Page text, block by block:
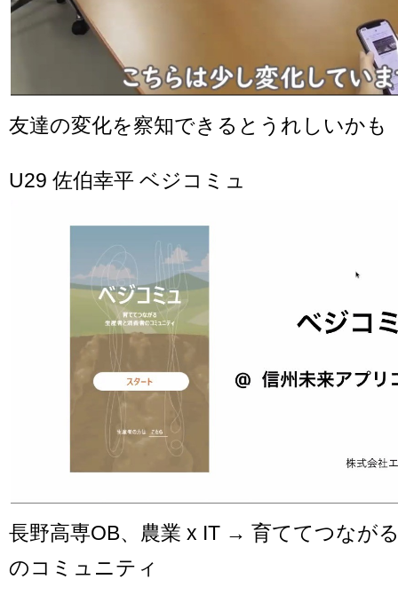
友達の変化を察知できるとうれしいかも
U29 佐伯幸平 ベジコミュ
長野高専OB、農業 x IT → 育ててつなが
のコミュニティ